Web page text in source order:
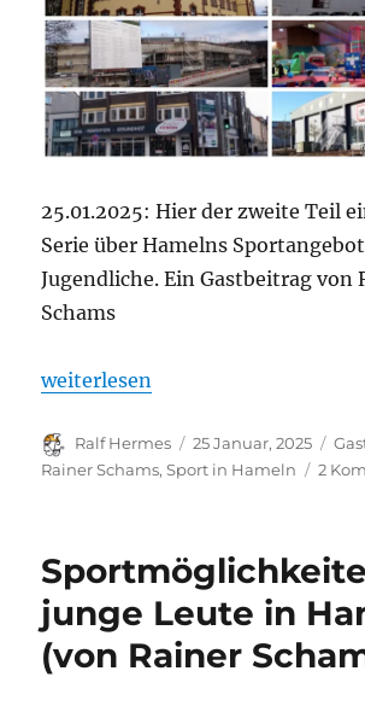
25.01.2025: Hier der zweite Teil
Serie über Hamelns
Jugendliche. Ein Gastbeitrag von
Schams
„Sportangebote für Jugendliche
weiterlesen
Autor
Ralf Hermes
Veröffentlicht
am
25 Januar, 2025
Rainer Schams,Sport in Hameln 2
junge Leute in
(von Rainer